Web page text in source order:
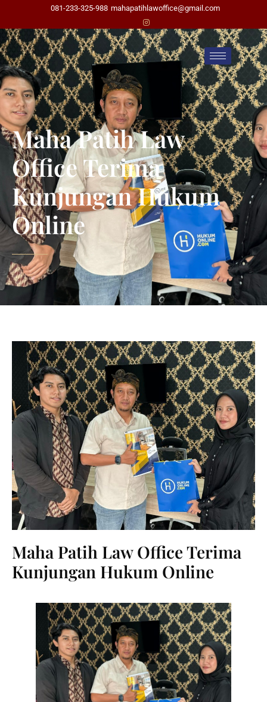
081-233-325-988 mahapatihlawoffice@gmail.com
Maha Patih Law
Office Terima
Kunjungan Hukum
Online
Maha Patih Law Office Terima
Kunjungan Hukum Online